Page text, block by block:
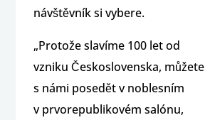
návštěvník si vybere.
„Protože slavíme 100 let od
vzniku Československa, můžete
s námi posedět v noblesním
v prvorepublikovém salónu,